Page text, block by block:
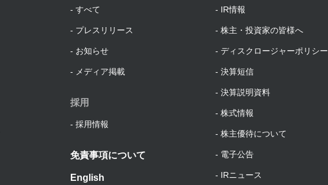
すべて
プレスリリース
お知らせ
メディア掲載
採用
採用情報
免責事項について
English
IR情報
株主・投資家の皆様へ
ディスクロージャーポリシー
決算短信
決算説明資料
株式情報
株主優待について
電子公告
IRニュース